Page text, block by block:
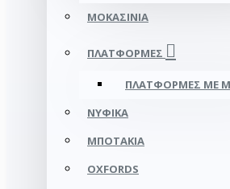
ΜΟΚΑΣΊΝΙΑ
ΠΛΑΤΦΌΡΜΕΣ
ΠΛΑΤΦΟΡΜΕΣ ΜΕ
ΝΥΦΙΚΆ
ΜΠΟΤΆΚΙΑ
OXFORDS